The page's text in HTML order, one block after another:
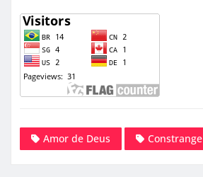
Amor de Deus Constrange